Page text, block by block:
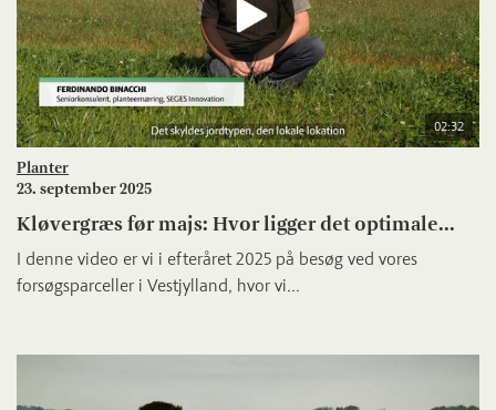
02:32
Planter
23. september 2025
Kløvergræs før majs: Hvor ligger det optimale...
I denne video er vi i efteråret 2025 på besøg ved vores
forsøgsparceller i Vestjylland, hvor vi...